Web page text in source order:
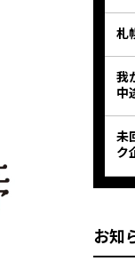
札
我
中
未
ク
お知